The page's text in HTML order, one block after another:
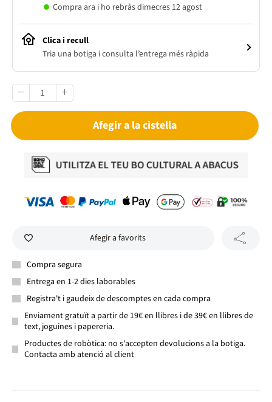
Compra ara i ho rebràs dimecres 12 agost
Clica i recull
Tria una botiga i consulta l’entrega més ràpida
Afegir a la cistella
Afegir a favorits
Compra segura
Entrega en 1-2 dies laborables
Registra't i gaudeix de descomptes en cada compra
Enviament gratuït a partir de 19€ en llibres i de 39€ en llibres de
text, joguines i papereria.
Productes de robòtica: no s'accepten devolucions a la botiga.
Contacta amb atenció al client